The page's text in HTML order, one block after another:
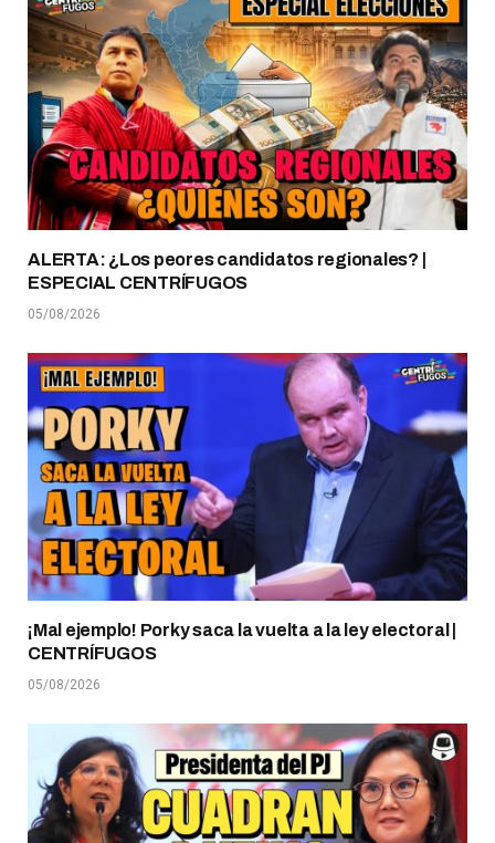
ALERTA: ¿Los peores candidatos regionales? |
ESPECIAL CENTRÍFUGOS
05/08/2026
¡Mal ejemplo! Porky saca la vuelta a la ley electoral |
CENTRÍFUGOS
05/08/2026